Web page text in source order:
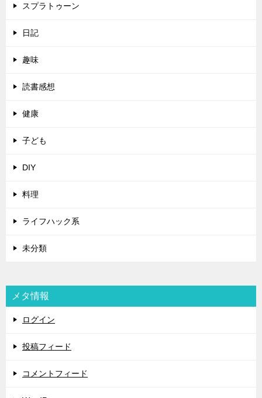
スプラトゥーン
日記
趣味
読書感想
健康
子ども
DIY
料理
ライフハック系
未分類
メタ情報
ログイン
投稿フィード
コメントフィード